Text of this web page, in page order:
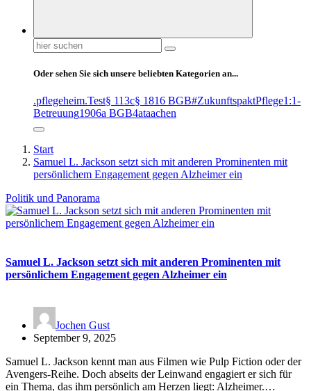
Suchen
nach:
Oder sehen Sie sich unsere beliebten Kategorien an...
.pflegeheim.Test§ 113c§ 1816 BGB#ZukunftspaktPflege1:1-
Betreuung1906a BGB4ataachen
Start
Samuel L. Jackson setzt sich mit anderen Prominenten mit
persönlichem Engagement gegen Alzheimer ein
Politik und Panorama
Samuel L. Jackson setzt sich mit anderen Prominenten mit
persönlichem Engagement gegen Alzheimer ein
Jochen Gust
September 9, 2025
Samuel L. Jackson kennt man aus Filmen wie Pulp Fiction oder der
Avengers-Reihe. Doch abseits der Leinwand engagiert er sich für
ein Thema, das ihm persönlich am Herzen liegt: Alzheimer.…